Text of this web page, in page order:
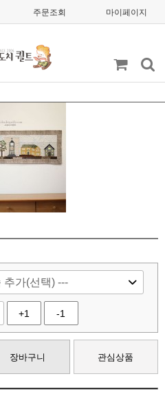
주문조회 마이페이지
+1 -1
장바구니 관심상품